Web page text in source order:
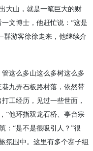
大山，就是一笔巨大的财
文博士，他赶忙说：“这是
群游客徐徐走来，他继续介
这么多山这么多树这么多
九弄石板路村落，依然带
工经历，见过一些世面，
”他环指双龙石桥、亭台宗
：“是不是很吸引人？”很
氛围中。这里有多个寨子组